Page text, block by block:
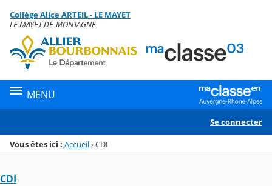
Menu de la rubrique
Contenu
Collège Alice ARTEIL - LE MAYET
LE MAYET-DE-MONTAGNE
MENU
Se connecter
Vous êtes ici : Accueil›CDI
CDI